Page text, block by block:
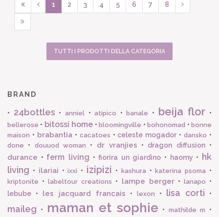
1 2 3 4 5 6 7 8
TUTTI I PRODOTTI DELLA CATEGORIA
BRAND
• 24bottles • anniel•atipico •banale • beija flor •
bellerose • bitossi home •bloomingville •bohonomad •bonne
maison • brabantia• cacatoes • celeste mogador •dansko •
done • douuod woman • dr vranjies • dragon diffusion•
durance • ferm living •fiorira un giardino • haomy •
hk
living • ilariai •ixxi • izipizi • kashura •katerina psoma •
kriptonite •labeltour creations • lampe berger• lanapo •
lebube • les jacquard francais • lexon • lisa corti •
maileg • maman et sophie • mathilde m
•